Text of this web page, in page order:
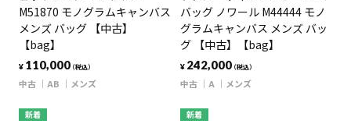
M51870 モノグラムキャンバス
メンズ バッグ 【中古】
【bag】
¥ 110,000（税込）
中古 AB メンズ
バッグ ノワール M44444 モノ
グラムキャンバス メンズ バッ
グ 【中古】【bag】
¥ 242,000（税込）
中古 A メンズ
新着 新着